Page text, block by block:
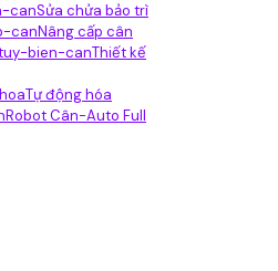
Sửa chửa bảo trì
Nâng cấp cân
Thiết kế
Tự động hóa
Robot Cân-Auto Full